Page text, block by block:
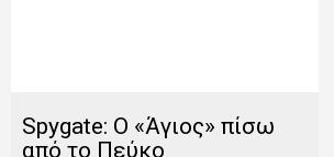
Spygate: Ο «Άγιος» πίσω
από το Πεύκο